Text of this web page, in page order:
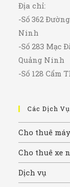
Địa chỉ:
-Số 362
Ninh
-Số 283 Mạc
Quảng Ninh
-Số 128 Cẩm
Các Dịch
Cho thuê
Cho thuê xe
Dịch vụ